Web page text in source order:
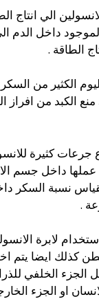
الي انتاج
داخل الدم
الطاقة .
الكثير من
الكبد من افراز
جرعات كثيرة
عملها داخل جسم
نسبة السكر
.
استخدام لابرة
كذلك ايضا يتم
الجزء الخلفي
او الجزء